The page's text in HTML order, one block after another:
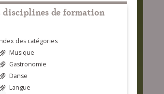
disciplines de formation
des catégories
Musique
Gastronomie
Danse
Langue